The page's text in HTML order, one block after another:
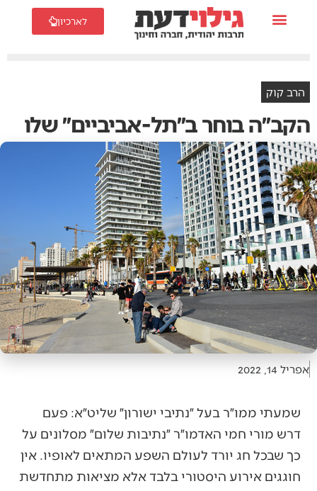
לארכיון
הרב קוק
הקב״ה בוחר ב״תל-אביביים״ שלו
אפריל 14, 2022
שמעתי ממו״ר בעל ״נתיבי ישורון״ שליט״א: פעם
דרש מורי חמי האדמו״ר ״נתיבות שלום״ מסלונים על
כך שבכל חג יורד לעולם השפע המתאים לאופיו. אין
חוגגים אירוע היסטורי בלבד אלא מציאות מתחדשת